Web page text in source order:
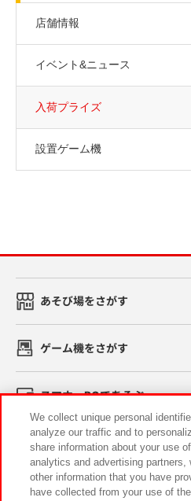
店舗情報
イベント&ニュース
入荷プライズ
設置ゲーム機
あそび場をさがす
ゲーム機をさがす
スマホ・PCであそぶ
イベント・キャンペーン
We collect unique personal
analyze our traffic and to
share information about your use
analytics and advertising
other information that you have
have collected from your use of